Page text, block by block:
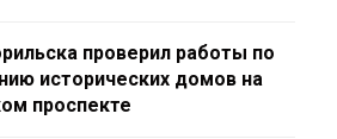
проверил работы по
исторических домов на
проспекте